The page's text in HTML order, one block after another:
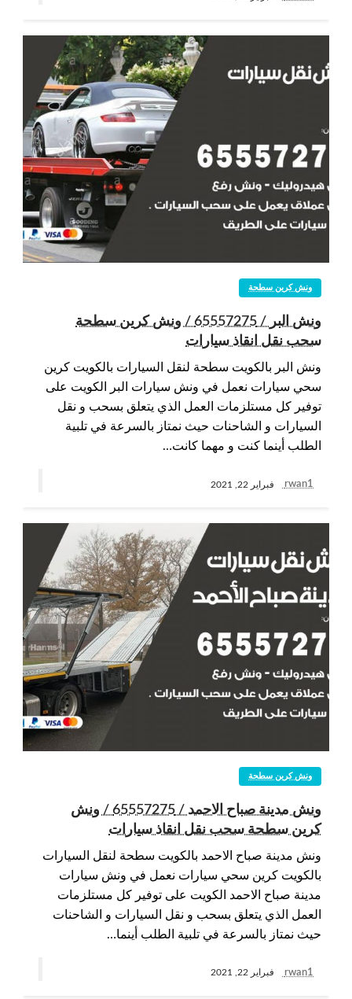
ونش كرين سطحة
ونش البر / 65557275 / ونش كرين سطحة
سحب نقل انقاذ سيارات
ونش البر بالكويت سطحة لنقل السيارات بالكويت كرين
سحي سيارات نعمل في ونش سيارات البر الكويت على
توفير كل مستلزمات العمل الذي يتعلق بسحب و نقل
السيارات و الشاحنات حيث نمتاز بالسرعة في تلبية
الطلب أينما كنت و مهما كانت…
rwan1 فبراير 22, 2021
ونش كرين سطحة
ونش مدينة صباح الاحمد / 65557275 / ونش
كرين سطحة سحب نقل انقاذ سيارات
ونش مدينة صباح الاحمد بالكويت سطحة لنقل السيارات
بالكويت كرين سحي سيارات نعمل في ونش سيارات
مدينة صباح الاحمد الكويت على توفير كل مستلزمات
العمل الذي يتعلق بسحب و نقل السيارات و الشاحنات
حيث نمتاز بالسرعة في تلبية الطلب أينما…
rwan1 فبراير 22, 2021